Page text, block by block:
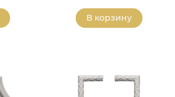
В корзину